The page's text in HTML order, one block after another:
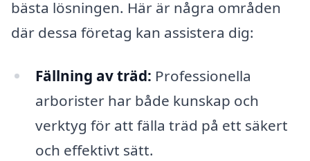
bästa lösningen. Här är några områden
där dessa företag kan assistera dig:
Fällning av träd: Professionella
arborister har både kunskap och
verktyg för att fälla träd på ett säkert
och effektivt sätt.